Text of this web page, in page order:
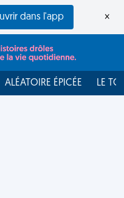
dans l'app ×
ALÉATOIRE ÉPICÉE LE